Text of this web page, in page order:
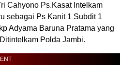
Cahyono Ps.Kasat Intelkam
sebagai Ps Kanit 1 Subdit 1
Adyama Baruna Pratama yang
Polda Jambi.